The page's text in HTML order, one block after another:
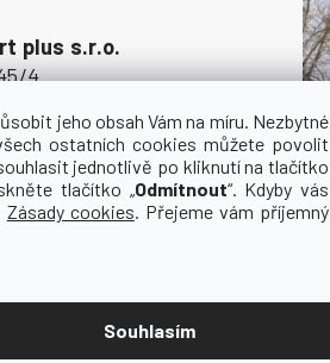
jeho obsah Vám na míru. Nezbytné
ostatních cookies můžete povolit
jednotlivě po kliknutí na tlačítko
tlačítko „Odmítnout“. Kdyby vás
Zásady cookies. Přejeme vám příjemný
Souhlasím
plus s.r.o.
4
9:00 - 16:30
9:00 - 15:30
zavřeno
zavřeno